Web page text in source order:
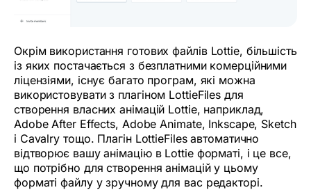
Окрім використання готових файлів Lottie, більшість
із яких постачається з безплатними комерційними
ліцензіями, існує багато програм, які можна
використовувати з плагіном LottieFiles для
створення власних анімацій Lottie, наприклад,
Adobe After Effects, Adobe Animate, Inkscape, Sketch
і Cavalry тощо. Плагін LottieFiles автоматично
відтворює вашу анімацію в Lottie форматі, і це все,
що потрібно для створення анімацій у цьому
форматі файлу у зручному для вас редакторі.